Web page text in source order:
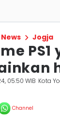
News Jogja
05:50 WIB Kota
Channel